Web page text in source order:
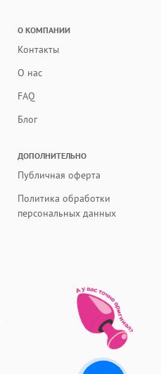
О КОМПАНИИ
Контакты
О нас
FAQ
Блог
ДОПОЛНИТЕЛЬНО
Публичная оферта
Политика обработки
персональных данных